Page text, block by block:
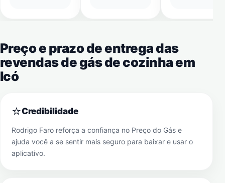
Preço e prazo de entrega das
revendas de gás de cozinha em
Icó
⭐Credibilidade
Rodrigo Faro reforça a confiança no Preço do Gás e
ajuda você a se sentir mais seguro para baixar e usar o
aplicativo.